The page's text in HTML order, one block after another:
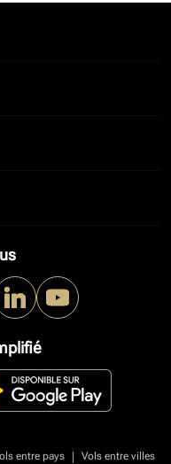
entre pays |
Vols entre villes